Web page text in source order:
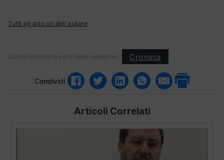
Tutti gli articoli dell'autore
Questo articolo fa parte delle categorie: Cronaca
Condividi
Articoli Correlati